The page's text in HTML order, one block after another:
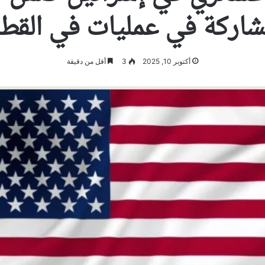
في عمليات في
أكتوبر 10, 2025 3 أقل من دقيقة